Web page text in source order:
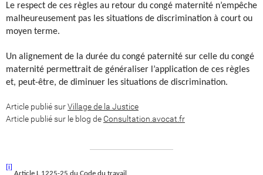
Le respect de ces règles au retour du congé maternité n’empêche
malheureusement pas les situations de discrimination à court ou
moyen terme.
Un alignement de la durée du congé paternité sur celle du congé
maternité permettrait de généraliser l’application de ces règles
et, peut-être, de diminuer les situations de discrimination.
Article publié surVillage de la Justice
Article publié sur le blog de Consultation.avocat.fr
[i]
Article L 1225-25 du Code du travail